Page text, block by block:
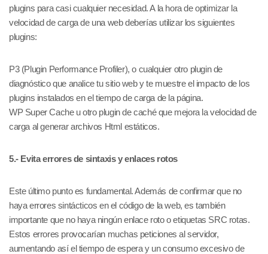
plugins para casi cualquier necesidad. A la hora de optimizar la
velocidad de carga de una web deberías utilizar los siguientes
plugins:
P3 (Plugin Performance Profiler), o cualquier otro plugin de
diagnóstico que analice tu sitio web y te muestre el impacto de los
plugins instalados en el tiempo de carga de la página.
WP Super Cache u otro plugin de caché que mejora la velocidad de
carga al generar archivos Html estáticos.
5.- Evita errores de sintaxis y enlaces rotos
Este último punto es fundamental. Además de confirmar que no
haya errores sintácticos en el código de la web, es también
importante que no haya ningún enlace roto o etiquetas SRC rotas.
Estos errores provocarían muchas peticiones al servidor,
aumentando así el tiempo de espera y un consumo excesivo de